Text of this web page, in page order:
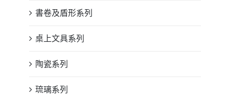
書卷及盾形系列
桌上文具系列
陶瓷系列
琉璃系列